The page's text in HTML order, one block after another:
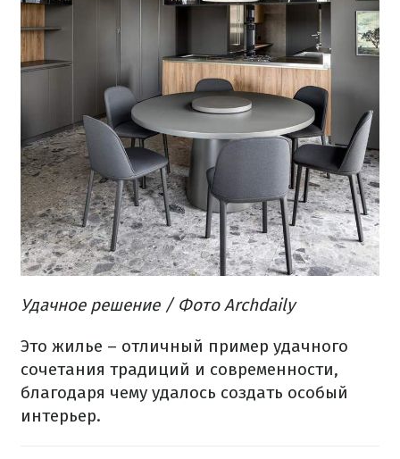
Удачное решение/ Фото Archdaily
Это жилье – отличный пример удачного
сочетания традиций и современности,
благодаря чему удалось создать особый
интерьер.